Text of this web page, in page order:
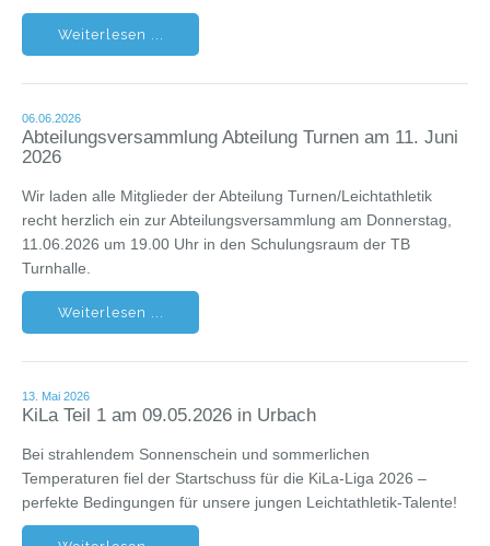
Weiterlesen ...
06.06.2026
Abteilungsversammlung Abteilung Turnen am 11. Juni
2026
Wir laden alle Mitglieder der Abteilung Turnen/Leichtathletik
recht herzlich ein zur Abteilungsversammlung am Donnerstag,
11.06.2026 um 19.00 Uhr in den Schulungsraum der TB
Turnhalle.
Weiterlesen ...
13. Mai 2026
KiLa Teil 1 am 09.05.2026 in Urbach
Bei strahlendem Sonnenschein und sommerlichen
Temperaturen fiel der Startschuss für die KiLa-Liga 2026 –
perfekte Bedingungen für unsere jungen Leichtathletik-Talente!